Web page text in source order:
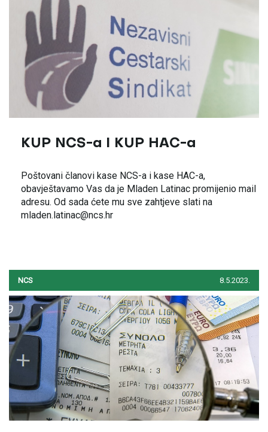
KUP NCS-a I KUP HAC-a
Poštovani članovi kase NCS-a i kase HAC-a,
obavještavamo Vas da je Mladen Latinac promijenio mail
adresu. Od sada ćete mu sve zahtjeve slati na
mladen.latinac@ncs.hr
NCS 8.5.2023.